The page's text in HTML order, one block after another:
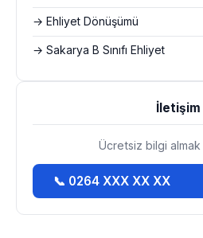
→ Ehliyet Dönüşümü
→ Sakarya B Sınıfı Ehliyet
İletişim
Ücretsiz bilgi almak
📞 0264 XXX XX XX